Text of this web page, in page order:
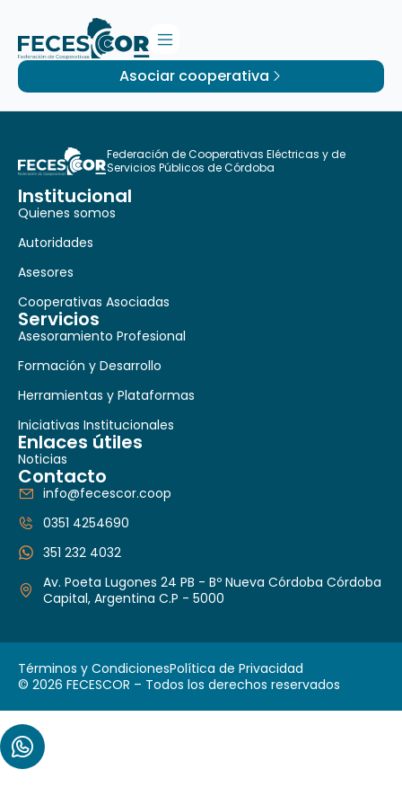
Asociar cooperativa
Federación de Cooperativas Eléctricas y de
Servicios Públicos de Córdoba
Institucional
Quienes somos
Autoridades
Asesores
Cooperativas Asociadas
Servicios
Asesoramiento Profesional
Formación y Desarrollo
Herramientas y Plataformas
Iniciativas Institucionales
Enlaces útiles
Noticias
Contacto
info@fecescor.coop
0351 4254690
351 232 4032
Av. Poeta Lugones 24 PB - Bº Nueva Córdoba Córdoba
Capital, Argentina C.P - 5000
© 2026 FECESCOR – Todos los derechos reservados
Términos y CondicionesPolítica de Privacidad